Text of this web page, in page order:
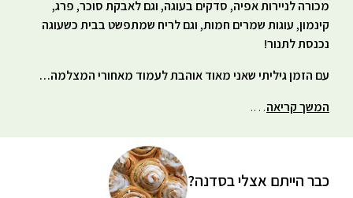
מכורה לניירות אפיה, סדקים בעוגה, וגם לאבקת סוכר, פרג,
קינמון, עוגות שמרים חמות, וגם לריח שמתפשט בבית כשעוגה
נכנסת לתנור!
עם הזמן גיליתי שאני מאוד אוהבת לעמוד מאחורי המצלמה…
המשך קריאה….
כבר הייתם אצלי בסדנה?